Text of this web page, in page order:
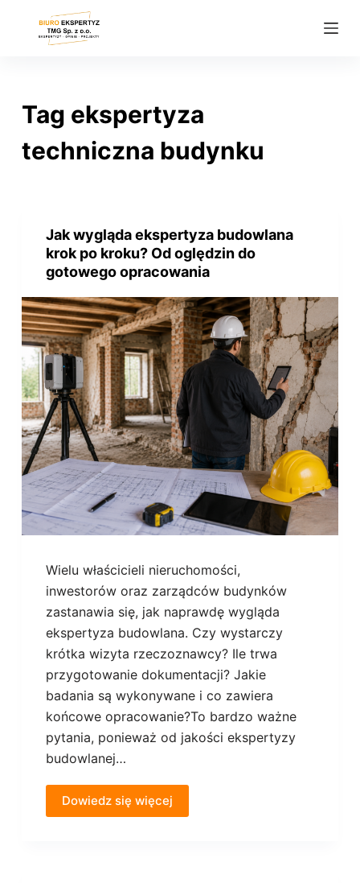
ź
Tag ekspertyza
techniczna budynku
Jak wygląda ekspertyza budowlana
krok po kroku? Od oględzin do
gotowego opracowania
Wielu właścicieli nieruchomości,
inwestorów oraz zarządców budynków
zastanawia się, jak naprawdę wygląda
ekspertyza budowlana. Czy wystarczy
krótka wizyta rzeczoznawcy? Ile trwa
przygotowanie dokumentacji? Jakie
badania są wykonywane i co zawiera
końcowe opracowanie?To bardzo ważne
pytania, ponieważ od jakości ekspertyzy
budowlanej…
Dowiedz się więcej